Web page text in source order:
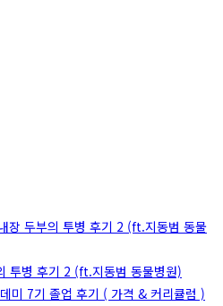
장 두부의 투병 후기 2 (ft.지동범 동물
투병 후기 2 (ft.지동범 동물병원)
미 7기 졸업 후기 ( 가격 & 커리큘럼 )